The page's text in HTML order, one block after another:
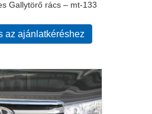
Gallytörő rács – mt-133
az ajánlatkéréshez